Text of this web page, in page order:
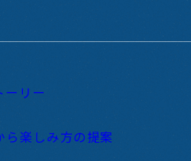
ーリー
ら楽しみ方の提案